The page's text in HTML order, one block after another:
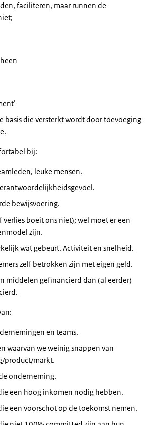
faciliteren, maar runnen de
basis die versterkt wordt door toevoeging
bij:
leuke mensen.
bewijsvoering.
verlies boeit ons niet); wel moet er een
zijn.
wat gebeurt. Activiteit en snelheid.
zelf betrokken zijn met eigen geld.
middelen gefinancierd dan (al eerder)
en teams.
waarvan we weinig snappen van
product/markt.
onderneming.
een hoog inkomen nodig hebben.
een voorschot op de toekomst nemen.